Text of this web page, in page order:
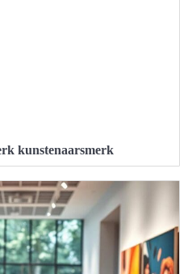
kunstenaarsmerk